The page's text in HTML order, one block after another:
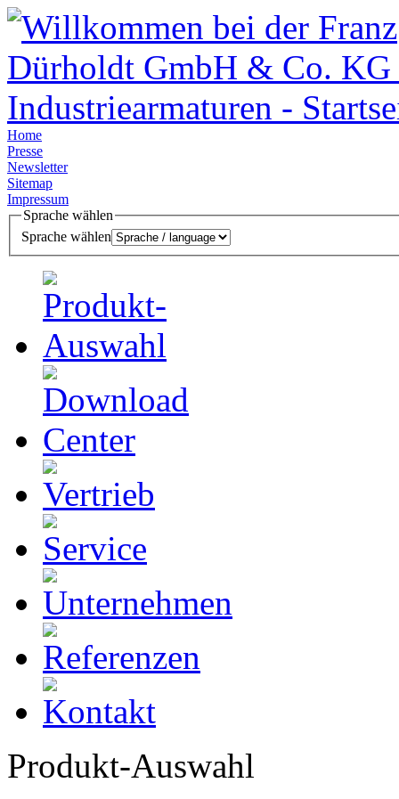
Home
Presse
Newsletter
Sitemap
Impressum
Sprache wählen
Sprache wählen
Produkt-Auswahl